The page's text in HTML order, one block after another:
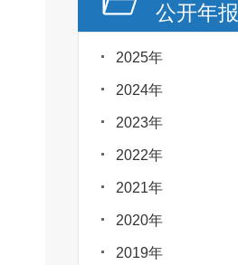
公开年报
2025年
2024年
2023年
2022年
2021年
2020年
2019年